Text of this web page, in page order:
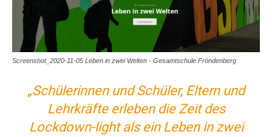
Screenshot_2020-11-05 Leben in zwei Welten - Gesamtschule Fröndenberg
„Schülerinnen und Schüler, Eltern und
Lehrkräfte erleben die Zeit des
Lockdown-light als ein Leben in zwei